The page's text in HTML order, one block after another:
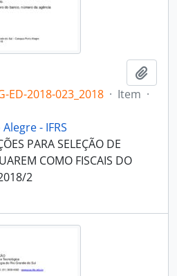
ED-2018-023_2018 · Item ·
- IFRS
PARA SELEÇÃO DE
COMO FISCAIS DO
2